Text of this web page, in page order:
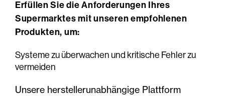
Erfüllen Sie die Anforderungen Ihres
Supermarktes mit unseren empfohlenen
Produkten, um:
Systeme zu überwachen und kritische Fehler zu
vermeiden
Unsere herstellerunabhängige Plattform